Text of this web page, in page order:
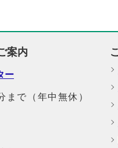
案内
ー
で（年中無休）